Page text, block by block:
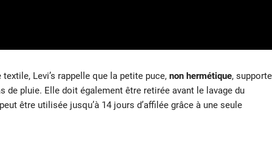
Levi’s rappelle que la petite puce, non hermétique, supporte
de pluie. Elle doit également être retirée avant le lavage du
être utilisée jusqu’à 14 jours d’affilée grâce à une seule